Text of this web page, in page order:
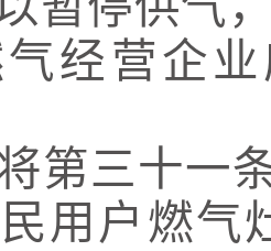
气经营企
第三十一
用户燃气